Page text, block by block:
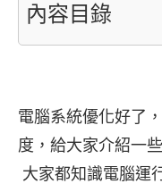
內容目錄
電腦系統優化好了
度，給大家介紹一
大家都知識電腦運